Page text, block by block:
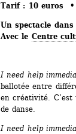
Tarif : 10 euros
Un spectacle
Avec le Centre
I need help
ballotée entre
en créativité.
de danse.
I need help